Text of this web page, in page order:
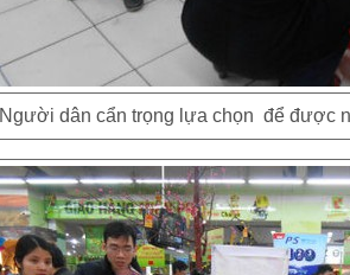
Người dân cẩn trọng lựa chọn để được